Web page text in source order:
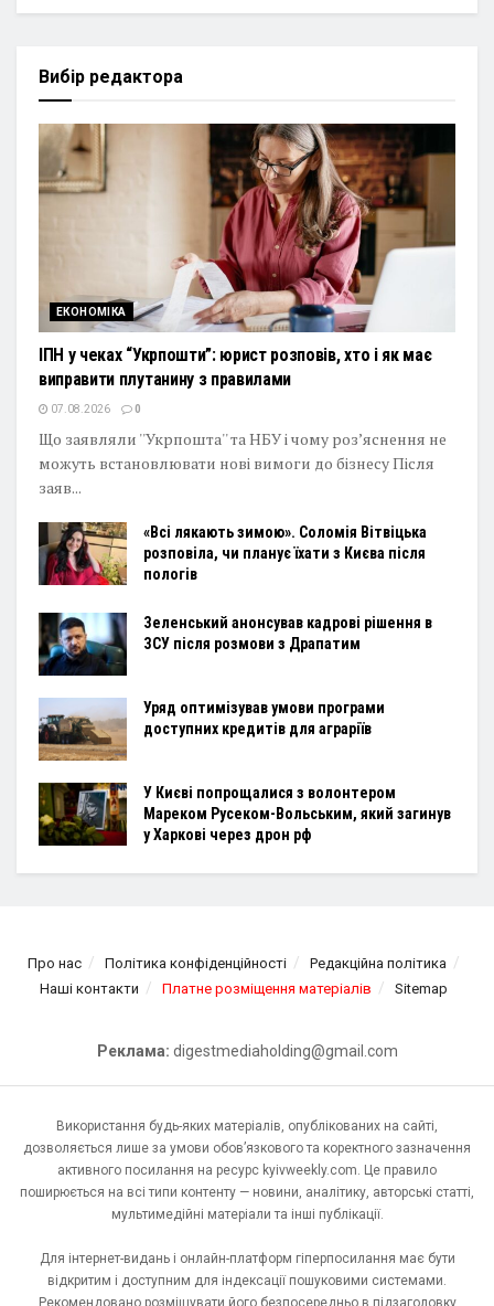
Вибір редактора
ЕКОНОМІКА
ІПН у чеках “Укрпошти”: юрист розповів, хто і як має
виправити плутанину з правилами
07.08.2026 0
Що заявляли ''Укрпошта'' та НБУ і чому роз’яснення не
можуть встановлювати нові вимоги до бізнесу Після
заяв...
«Всі лякають зимою». Соломія Вітвіцька
розповіла, чи планує їхати з Києва після
пологів
Зеленський анонсував кадрові рішення в
ЗСУ після розмови з Драпатим
Уряд оптимізував умови програми
доступних кредитів для аграріїв
У Києві попрощалися з волонтером
Мареком Русеком-Вольським, який загинув
у Харкові через дрон рф
Про нас Політика конфіденційності
Редакційна політика
Наші контакти
Платне розміщення матеріалів Sitemap
Реклама: digestmediaholding@gmail.com
Використання будь-яких матеріалів, опублікованих на сайті,
дозволяється лише за умови обов’язкового та коректного зазначення
активного посилання на ресурс kyivweekly.com. Це правило
поширюється на всі типи контенту — новини, аналітику, авторські статті,
мультимедійні матеріали та інші публікації.
Для інтернет-видань і онлайн-платформ гіперпосилання має бути
відкритим і доступним для індексації пошуковими системами.
Рекомендовано розміщувати його безпосередньо в підзаголовку